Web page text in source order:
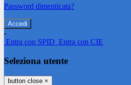
Password dimenticata?
-
Entra con SPID Entra con CIE
Seleziona utente
button close ×